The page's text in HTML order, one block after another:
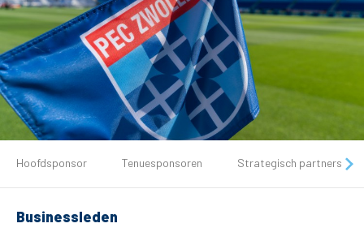
De club
Hoofdsponsor Tenuesponsoren Strategisch partners
Businessleden